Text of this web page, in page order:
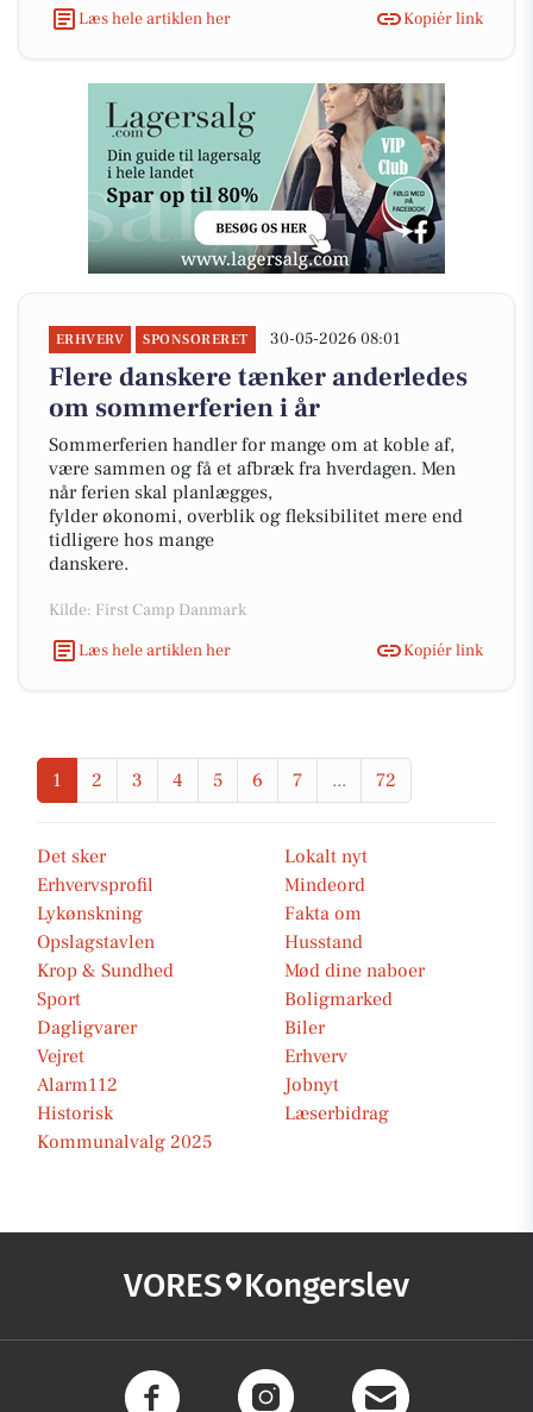
Læs hele artiklen her Kopiér link
ERHVERV SPONSORERET 30-05-2026 08:01
Flere danskere tænker anderledes
om sommerferien i år
Sommerferien handler for mange om at koble af,
være sammen og få et afbræk fra hverdagen. Men
når ferien skal planlægges,
fylder økonomi, overblik og fleksibilitet mere end
tidligere hos mange
danskere.
Kilde: First Camp Danmark
Læs hele artiklen her
Kopiér link
1 2 3 4 5 6 7 ... 72
Det sker
Lokalt nyt
Erhvervsprofil
Mindeord
Lykønskning
Fakta om
Opslagstavlen
Husstand
Krop & Sundhed
Mød dine naboer
Sport
Boligmarked
Dagligvarer
Biler
Vejret
Erhverv
Alarm112
Jobnyt
Historisk
Læserbidrag
Kommunalvalg 2025
VORES Kongerslev